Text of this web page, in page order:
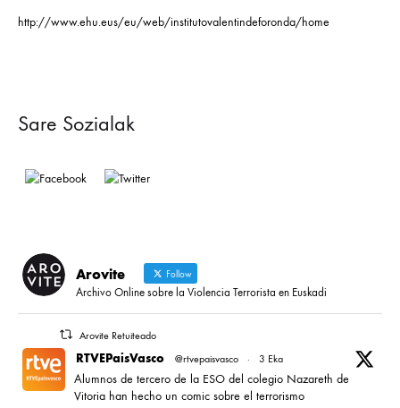
http://www.ehu.eus/eu/web/institutovalentindeforonda/home
Sare Sozialak
Arovite Follow
Archivo Online sobre la Violencia Terrorista en Euskadi
Arovite Retuiteado
RTVEPaisVasco @rtvepaisvasco · 3 Eka
Alumnos de tercero de la ESO del colegio Nazareth de
Vitoria han hecho un comic sobre el terrorismo